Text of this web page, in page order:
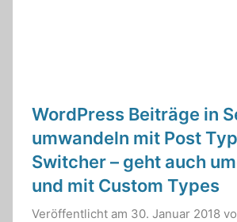
WordPress Beiträge in
umwandeln mit Post
Switcher – geht auch
und mit Custom Types
Veröffentlicht am 30. Januar 2018